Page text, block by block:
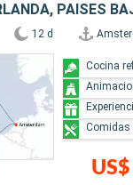
PAISES
12 d
Cocina
Comidas